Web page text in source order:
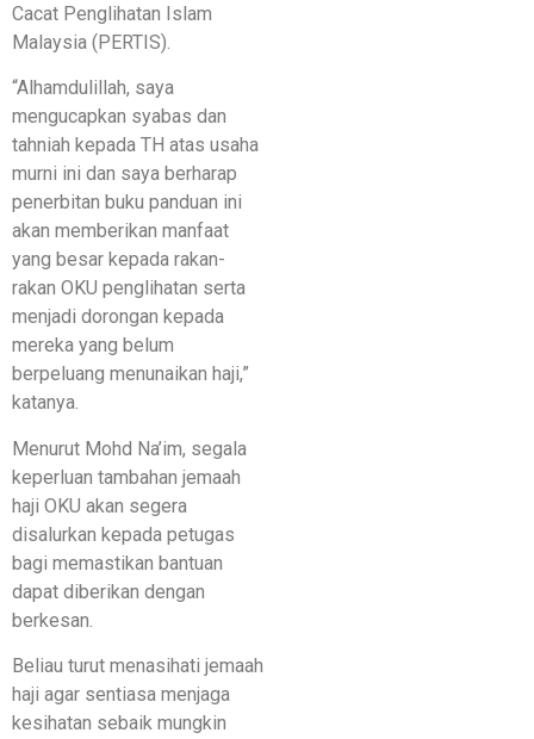
Cacat Penglihatan Islam
Malaysia (PERTIS).
“Alhamdulillah, saya
mengucapkan syabas dan
tahniah kepada TH atas usaha
murni ini dan saya berharap
penerbitan buku panduan ini
akan memberikan manfaat
yang besar kepada rakan-
rakan OKU penglihatan serta
menjadi dorongan kepada
mereka yang belum
berpeluang menunaikan haji,”
katanya.
Menurut Mohd Na’im, segala
keperluan tambahan jemaah
haji OKU akan segera
disalurkan kepada petugas
bagi memastikan bantuan
dapat diberikan dengan
berkesan.
Beliau turut menasihati jemaah
haji agar sentiasa menjaga
kesihatan sebaik mungkin